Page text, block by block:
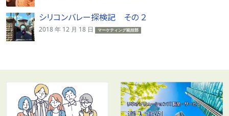
シリコンバレー探検記 その ２
2018 年 12 月 18 日 マーケティング統括部